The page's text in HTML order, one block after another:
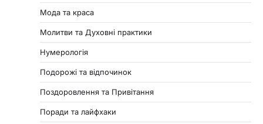
Мода та краса
Молитви та Духовні практики
Нумерологія
Подорожі та відпочинок
Поздоровлення та Привітання
Поради та лайфхаки